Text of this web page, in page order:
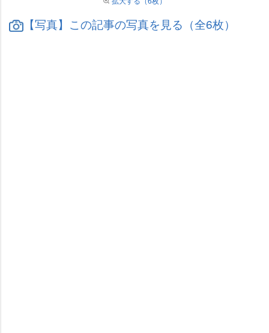
【写真】この記事の写真を見る（全6枚）